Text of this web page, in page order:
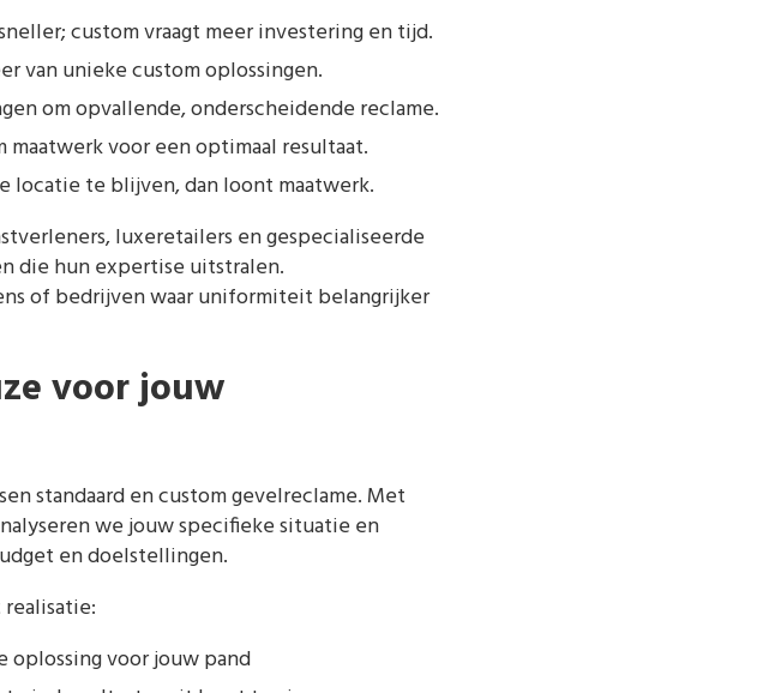
custom vraagt meer investering en tijd.
van unieke custom oplossingen.
om opvallende, onderscheidende reclame.
voor een optimaal resultaat.
locatie te blijven, dan loont maatwerk.
luxeretailers en gespecialiseerde
die hun expertise uitstralen.
of bedrijven waar uniformiteit belangrijker
voor jouw
standaard en custom gevelreclame. Met
we jouw specifieke situatie en
en doelstellingen.
oplossing voor jouw pand